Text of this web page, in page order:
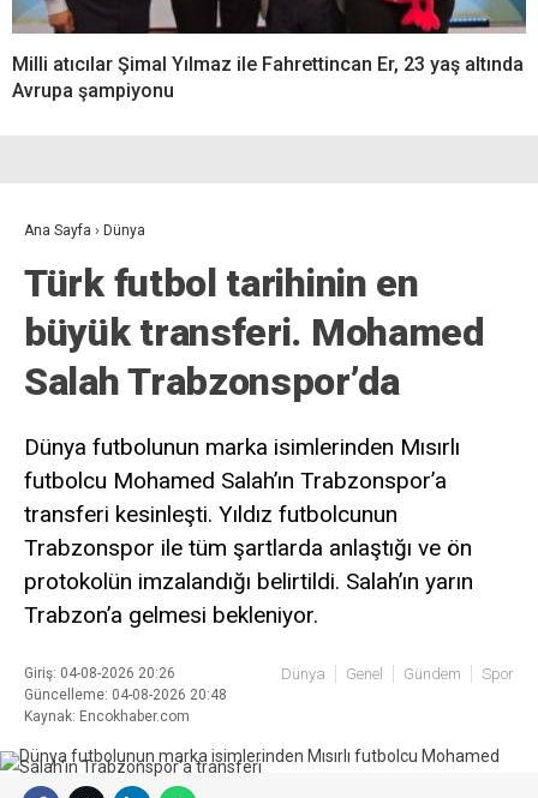
Milli atıcılar Şimal Yılmaz ile Fahrettincan Er, 23 yaş altında
Avrupa şampiyonu
Ana Sayfa › Dünya
Türk futbol tarihinin en
büyük transferi. Mohamed
Salah Trabzonspor’da
Dünya futbolunun marka isimlerinden Mısırlı
futbolcu Mohamed Salah’ın Trabzonspor’a
transferi kesinleşti. Yıldız futbolcunun
Trabzonspor ile tüm şartlarda anlaştığı ve ön
protokolün imzalandığı belirtildi. Salah’ın yarın
Trabzon’a gelmesi bekleniyor.
Giriş: 04-08-2026 20:26
Güncelleme: 04-08-2026 20:48
Kaynak: Encokhaber.com
Dünya Genel Gündem Spor